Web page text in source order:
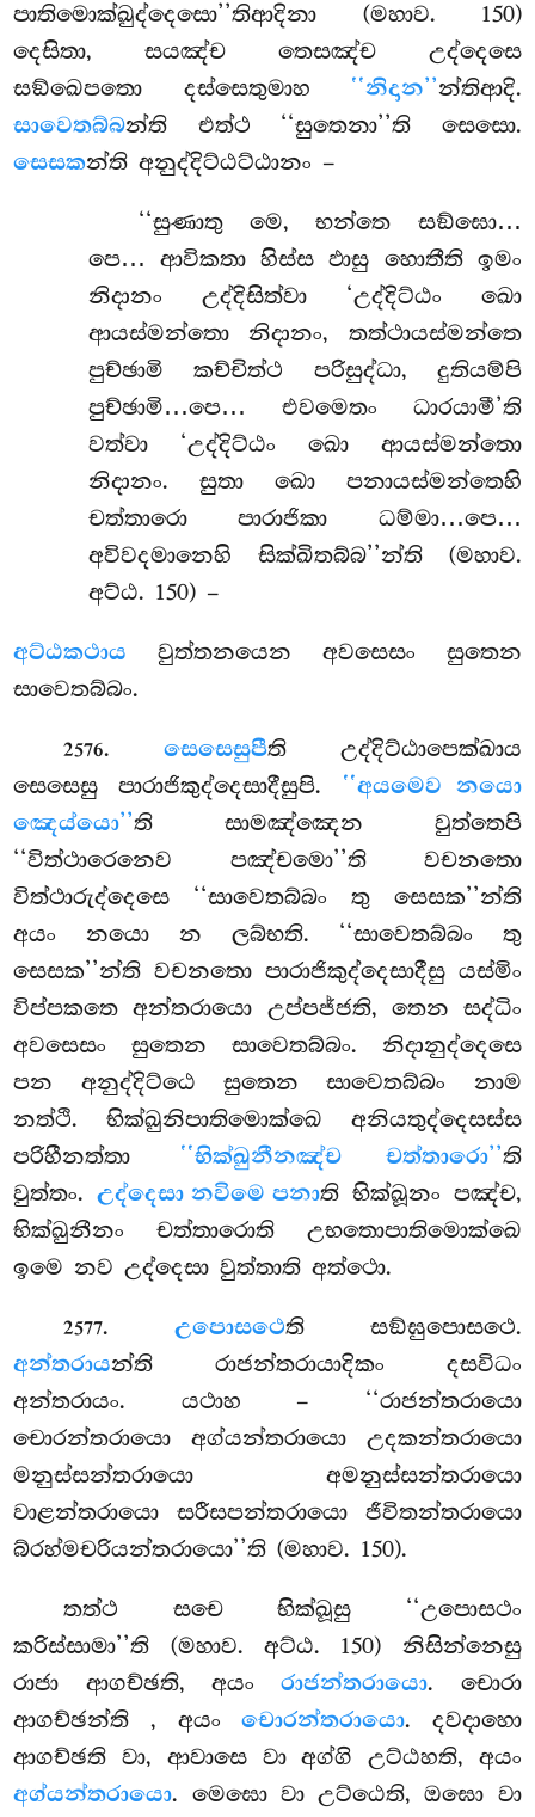
පාතිමොක්ඛුද්දෙසො’’තිආදිනා (මහාව. 150)
දෙසිතා, සයඤ්ච තෙසඤ්ච උද්දෙසෙ
සඞ්ඛෙපතො දස්සෙතුමාහ ‘‘නිදාන’’න්තිආදි.
සාවෙතබ්බන්ති එත්ථ ‘‘සුතෙනා’’ති සෙසො.
සෙසකන්ති අනුද්දිට්ඨට්ඨානං –
‘‘සුණාතු මෙ, භන්තෙ සඞ්ඝො…
පෙ… ආවිකතා හිස්ස ඵාසු හොතීති ඉමං
නිදානං උද්දිසිත්වා ‘උද්දිට්ඨං ඛො
ආයස්මන්තො නිදානං, තත්ථායස්මන්තෙ
පුච්ඡාමි කච්චිත්ථ පරිසුද්ධා, දුතියම්පි
පුච්ඡාමි…පෙ… එවමෙතං ධාරයාමී’ති
වත්වා ‘උද්දිට්ඨං ඛො ආයස්මන්තො
නිදානං. සුතා ඛො පනායස්මන්තෙහි
චත්තාරො පාරාජිකා ධම්මා…පෙ…
අවිවදමානෙහි සික්ඛිතබ්බ’’න්ති (මහාව.
අට්ඨ. 150) –
අට්ඨකථාය වුත්තනයෙන අවසෙසං සුතෙන
සාවෙතබ්බං.
2576. සෙසෙසුපීති උද්දිට්ඨාපෙක්ඛාය
සෙසෙසු පාරාජිකුද්දෙසාදීසුපි. ‘‘අයමෙව නයො
ඤෙය්යො’’ති සාමඤ්ඤෙන වුත්තෙපි
‘‘විත්ථාරෙනෙව පඤ්චමො’’ති වචනතො
විත්ථාරුද්දෙසෙ ‘‘සාවෙතබ්බං තු සෙසක’’න්ති
අයං නයො න ලබ්භති. ‘‘සාවෙතබ්බං තු
සෙසක’’න්ති වචනතො පාරාජිකුද්දෙසාදීසු යස්මිං
විප්පකතෙ අන්තරායො උප්පජ්ජති, තෙන සද්ධිං
අවසෙසං සුතෙන සාවෙතබ්බං. නිදානුද්දෙසෙ
පන අනුද්දිට්ඨෙ සුතෙන සාවෙතබ්බං නාම
නත්ථි. භික්ඛුනිපාතිමොක්ඛෙ අනියතුද්දෙසස්ස
පරිහීනත්තා ‘‘භික්ඛුනීනඤ්ච චත්තාරො’’ති
වුත්තං.උද්දෙසා නවිමෙ පනාති භික්ඛූනං පඤ්ච,
භික්ඛුනීනං චත්තාරොති උභතොපාතිමොක්ඛෙ
ඉමෙ නව උද්දෙසා වුත්තාති අත්ථො.
2577. උපොසථෙති සඞ්ඝුපොසථෙ.
අන්තරායන්ති රාජන්තරායාදිකං දසවිධං
අන්තරායං. යථාහ – ‘‘රාජන්තරායො
චොරන්තරායො අග්යන්තරායො උදකන්තරායො
මනුස්සන්තරායො අමනුස්සන්තරායො
වාළන්තරායො සරීසපන්තරායො ජීවිතන්තරායො
බ්රහ්මචරියන්තරායො’’ති (මහාව. 150).
තත්ථ සචෙ භික්ඛූසු ‘‘උපොසථං
කරිස්සාමා’’ති (මහාව. අට්ඨ. 150) නිසින්නෙසු
රාජා ආගච්ඡති, අයංරාජන්තරායො. චොරා
ආගච්ඡන්ති , අයංචොරන්තරායො. දවදාහො
ආගච්ඡති වා, ආවාසෙ වා අග්ගි උට්ඨහති, අයං
අග්යන්තරායො. මෙඝො වා උට්ඨෙති, ඔඝො වා